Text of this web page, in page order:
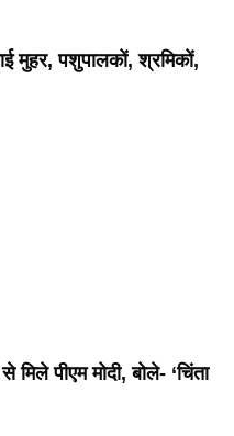
मुहर, पशुपालकों, श्रमिकों,
पीएम मोदी, बोले- ‘चिंता